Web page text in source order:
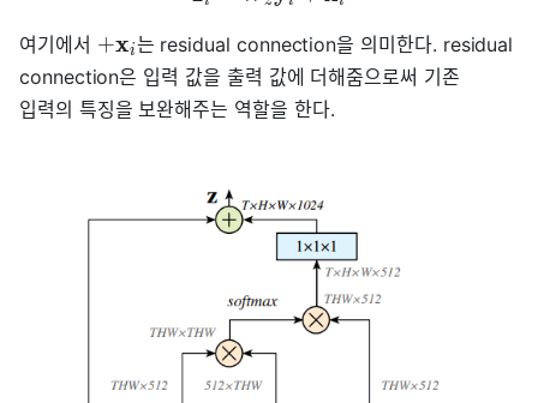
여기에서 +xi는 residual connection을 의미한다. residual
connection은 입력 값을 출력 값에 더해줌으로써 기존
입력의 특징을 보완해주는 역할을 한다.